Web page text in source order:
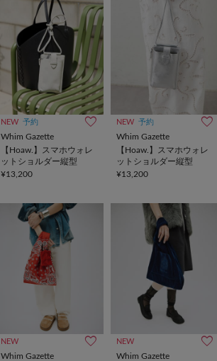
NEW 予約
Whim Gazette
【Hoaw.】スマホウォレ
ットショルダー縦型
¥13,200
NEW 予約
Whim Gazette
【Hoaw.】スマホウォレ
ットショルダー縦型
¥13,200
NEW
Whim Gazette
NEW
Whim Gazette